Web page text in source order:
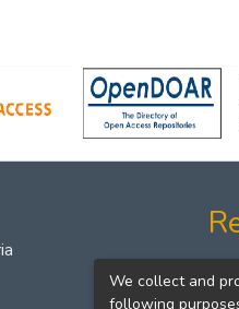
externo ha
y el valor económico
empresarial a corto y
We collect and
following